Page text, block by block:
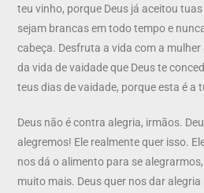
teu vinho, porque Deus já aceitou
sejam brancas em todo tempo e
cabeça. Desfruta a vida com a
da vida de vaidade que Deus te
teus dias de vaidade, porque esta é a
Deus não é contra alegria, irmãos.
alegremos! Ele realmente quer isso.
nos dá o alimento para se
muito mais. Deus quer nos dar